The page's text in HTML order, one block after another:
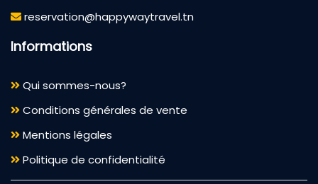
reservation@happywaytravel.tn
Informations
Qui sommes-nous?
Conditions générales de vente
Mentions légales
Politique de confidentialité